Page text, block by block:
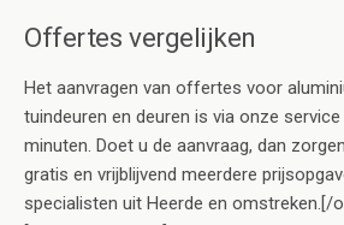
Offertes vergelijken
Het aanvragen van offertes voor
tuindeuren en deuren is via onze
minuten. Doet u de aanvraag, dan
gratis en vrijblijvend meerdere
specialisten uit Heerde en omstreken.[/